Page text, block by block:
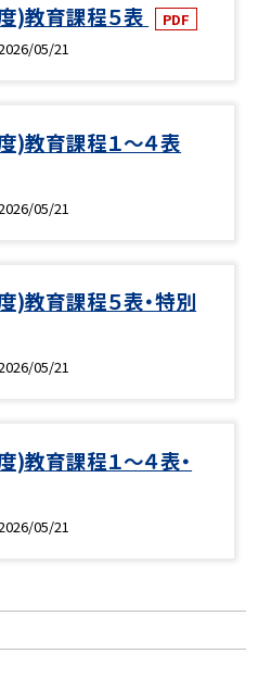
)教育課程５表
PDF
05/21
)教育課程１～４表
05/21
)教育課程５表・特別
05/21
教育課程１～４表・
05/21